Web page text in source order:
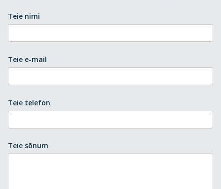
Teie nimi
Teie e-mail
Teie telefon
Teie sõnum